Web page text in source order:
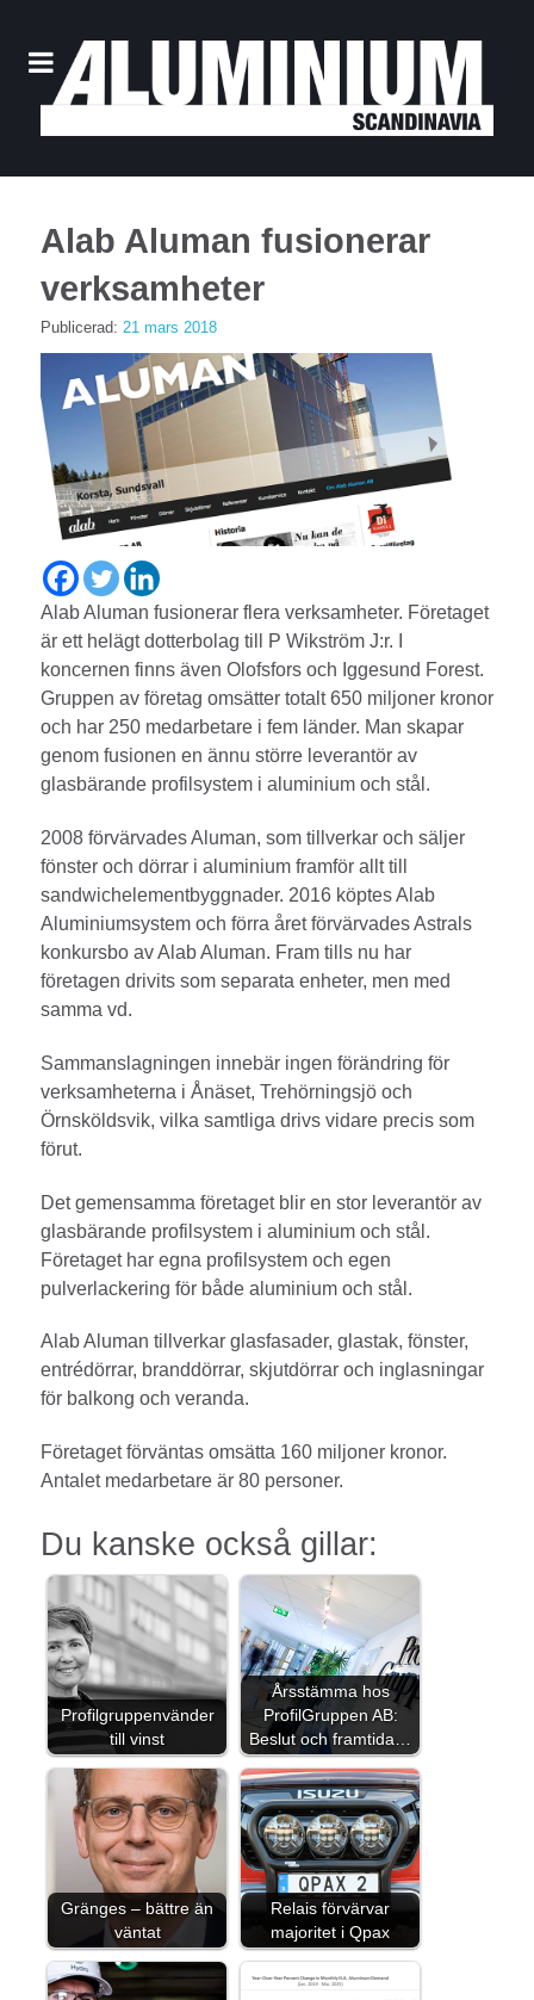
Alab Aluman fusionerar
verksamheter
Publicerad: 21 mars 2018
Alab Aluman fusionerar flera verksamheter. Företaget
är ett helägt dotterbolag till P Wikström J:r. I
koncernen finns även Olofsfors och Iggesund Forest.
Gruppen av företag omsätter totalt 650 miljoner kronor
och har 250 medarbetare i fem länder. Man skapar
genom fusionen en ännu större leverantör av
glasbärande profilsystem i aluminium och stål.
2008 förvärvades Aluman, som tillverkar och säljer
fönster och dörrar i aluminium framför allt till
sandwichelementbyggnader. 2016 köptes Alab
Aluminiumsystem och förra året förvärvades Astrals
konkursbo av Alab Aluman. Fram tills nu har
företagen drivits som separata enheter, men med
samma vd.
Sammanslagningen innebär ingen förändring för
verksamheterna i Ånäset, Trehörningsjö och
Örnsköldsvik, vilka samtliga drivs vidare precis som
förut.
Det gemensamma företaget blir en stor leverantör av
glasbärande profilsystem i aluminium och stål.
Företaget har egna profilsystem och egen
pulverlackering för både aluminium och stål.
Alab Aluman tillverkar glasfasader, glastak, fönster,
entrédörrar, branddörrar, skjutdörrar och inglasningar
för balkong och veranda.
Företaget förväntas omsätta 160 miljoner kronor.
Antalet medarbetare är 80 personer.
Du kanske också gillar:
Profilgruppenvänder
till vinst
Årsstämma hos
ProfilGruppen AB:
Beslut och framtida…
Gränges – bättre än
väntat
Relais förvärvar
majoritet i Qpax